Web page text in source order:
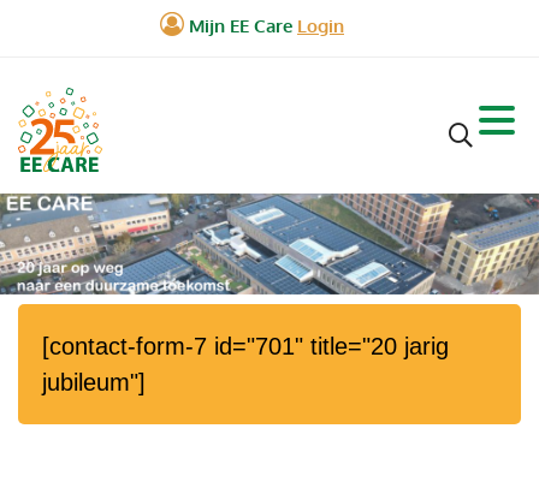
[contact-form-7 id="701" title="20 jarig
jubileum"]